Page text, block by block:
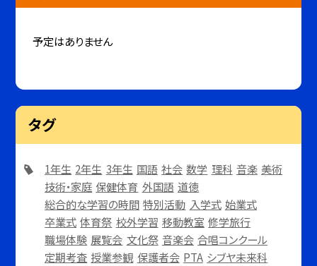
予定はありません
タグ
1年生 2年生 3年生 国語 社会 数学 理科 音楽 美術
技術・家庭 保健体育 外国語 道徳
総合的な学習の時間 特別活動 入学式 始業式
卒業式 体育祭 校外学習 移動教室 修学旅行
職場体験 展覧会 文化祭 音楽会 合唱コンクール
定期考査 授業参観 保護者会 PTA シブヤ未来科